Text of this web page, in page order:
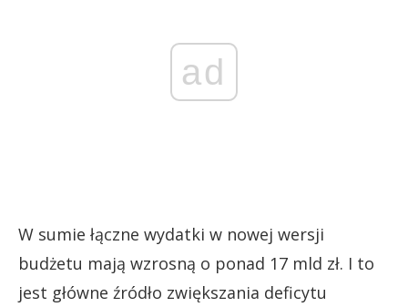
ad
W sumie łączne wydatki w nowej wersji
budżetu mają wzrosną o ponad 17 mld zł. I to
jest główne źródło zwiększania deficytu